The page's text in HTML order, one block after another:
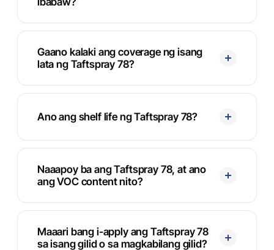
Gaano kalaki ang coverage ng isang
lata ng Taftspray 78?
Ano ang shelf life ng Taftspray 78?
Naaapoy ba ang Taftspray 78, at ano
ang VOC content nito?
Maaari bang i-apply ang Taftspray 78
sa isang gilid o sa magkabilang gilid?